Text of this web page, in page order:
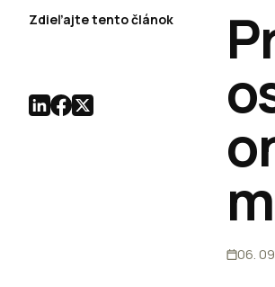
06.
Zdieľajte tento článok